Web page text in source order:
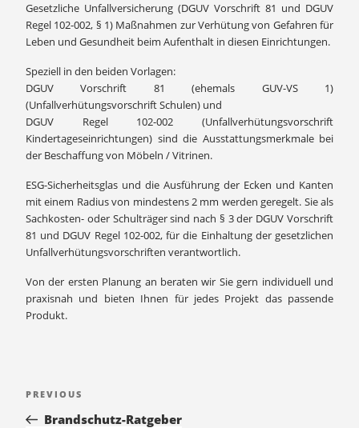
Gesetzliche Unfallversicherung (DGUV Vorschrift 81 und DGUV
Regel 102-002, § 1) Maßnahmen zur Verhütung von Gefahren für
Leben und Gesundheit beim Aufenthalt in diesen Einrichtungen.
Speziell in den beiden Vorlagen:
DGUV Vorschrift 81 (ehemals GUV-VS 1)
(Unfallverhütungsvorschrift Schulen) und
DGUV Regel 102-002 (Unfallverhütungsvorschrift
Kindertageseinrichtungen) sind die Ausstattungsmerkmale bei
der Beschaffung von Möbeln / Vitrinen.
ESG-Sicherheitsglas und die Ausführung der Ecken und Kanten
mit einem Radius von mindestens 2 mm werden geregelt. Sie als
Sachkosten- oder Schulträger sind nach § 3 der DGUV Vorschrift
81 und DGUV Regel 102-002, für die Einhaltung der gesetzlichen
Unfallverhütungsvorschriften verantwortlich.
Von der ersten Planung an beraten wir Sie gern individuell und
praxisnah und bieten Ihnen für jedes Projekt das passende
Produkt.
Beitragsnavigation
Previous
Post
PREVIOUS
Brandschutz-Ratgeber